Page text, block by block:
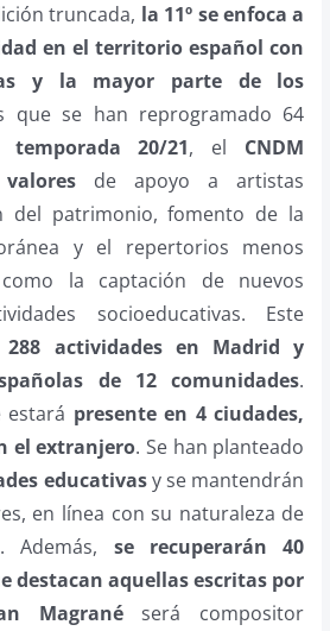
truncada, la 11º se enfoca a
en el territorio español con
y la mayor parte de los
que se han reprogramado 64
temporada 20/21, el CNDM
de apoyo a artistas
del patrimonio, fomento de la
y el repertorios menos
la captación de nuevos
socioeducativas. Este
288 actividades en Madrid y
de 12 comunidades.
estará presente en 4 ciudades,
el extranjero. Se han planteado
educativasy se mantendrán
en línea con su naturaleza de
Además, se recuperarán 40
destacan aquellas escritas por
Magranéserá compositor